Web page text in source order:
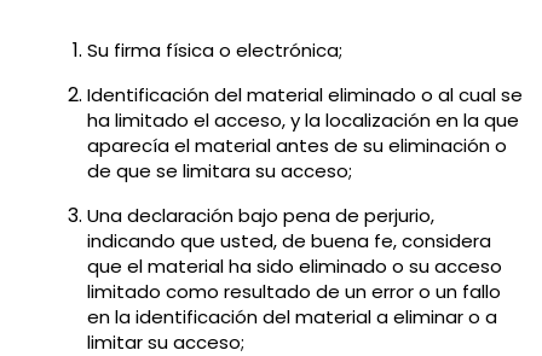
Su firma física o electrónica;
Identificación del material eliminado o al cual se
ha limitado el acceso, y la localización en la que
aparecía el material antes de su eliminación o
de que se limitara su acceso;
Una declaración bajo pena de perjurio,
indicando que usted, de buena fe, considera
que el material ha sido eliminado o su acceso
limitado como resultado de un error o un fallo
en la identificación del material a eliminar o a
limitar su acceso;